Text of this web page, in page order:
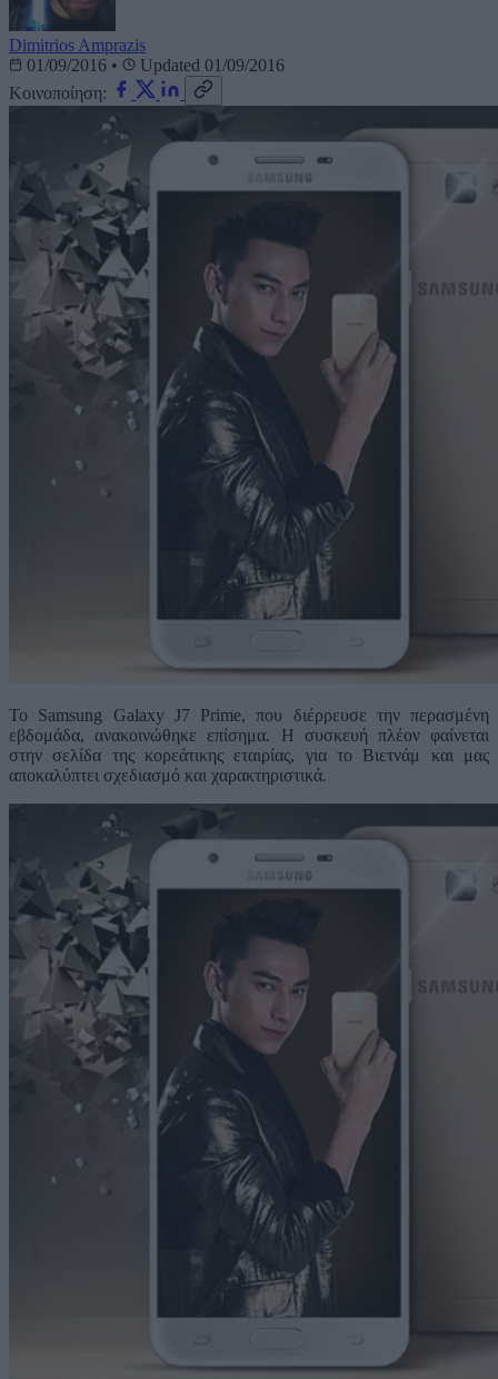
Dimitrios Amprazis
01/09/2016 •
Updated 01/09/2016
Κοινοποίηση:
Το Samsung Galaxy J7 Prime, που διέρρευσε την περασμένη
εβδομάδα, ανακοινώθηκε επίσημα. Η συσκευή πλέον φαίνεται
στην σελίδα της κορεάτικης εταιρίας, για το Βιετνάμ και μας
αποκαλύπτει σχεδιασμό και χαρακτηριστικά.